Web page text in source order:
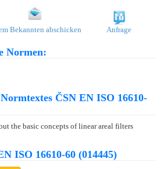
Bekannten abschicken Anfrage
Normen:
ČSN EN ISO 16610-
the basic concepts of linear areal filters
ISO 16610-60 (014445)